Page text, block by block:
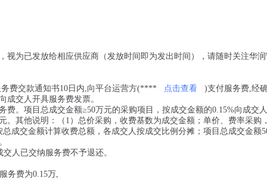
视为已发放给相应供应商（发放时间即为发出时间），请随时关注华
费交款通知书10日内,向平台运营方(**** 点击查看
)支付服务费,经
成交人开具服务费发票。
费。项目总成交金额≥50万元的采购项目，按成交金额的0.15%向成交
。其他说明：（1）总价采购，收费基数为成交金额；单价、费率采购
成交金额计算收费总额，各成交人按成交比例分摊；项目总成交金额
人已交纳服务费不予退还。
务费为0.15万,